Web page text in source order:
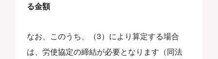
る金額
なお、このうち、（3）により算定する場合
は、労使協定の締結が必要となります（同法